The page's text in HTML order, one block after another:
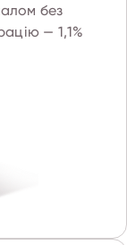
без
— 1,1%